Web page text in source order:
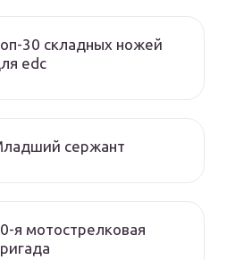
30 складных ножей
edc
сержант
я мотострелковая